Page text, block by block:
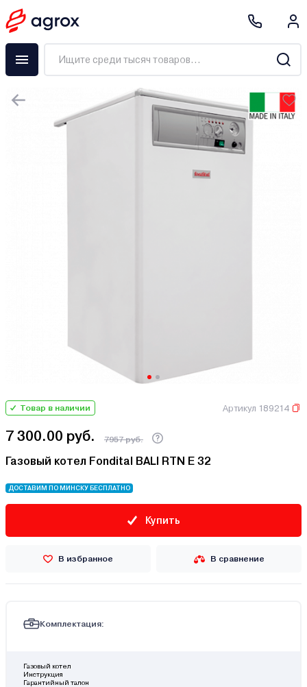
Товар в наличии Артикул 189214
7 300.00 руб. 7957 руб.
Газовый котел Fondital BALI RTN E 32
ДОСТАВИМ ПО МИНСКУ БЕСПЛАТНО
Купить
В избранное В сравнение
Комплектация:
Газовый котел
Инструкция
Гарантийный талон